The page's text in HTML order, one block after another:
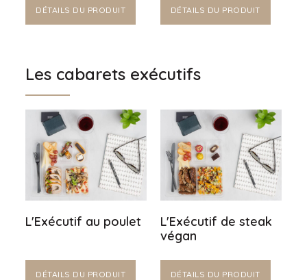
DÉTAILS DU PRODUIT DÉTAILS DU PRODUIT
Les cabarets exécutifs
L'Exécutif au poulet
DÉTAILS DU PRODUIT
L'Exécutif de steak
végan
DÉTAILS DU PRODUIT